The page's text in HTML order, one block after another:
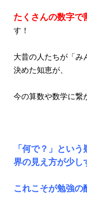
たくさんの数字で
す！
大昔の人たちが「み
決めた知恵が、
今の算数や数学に繋
「何で？」とい
界の見え方が少し
これこそが勉強の